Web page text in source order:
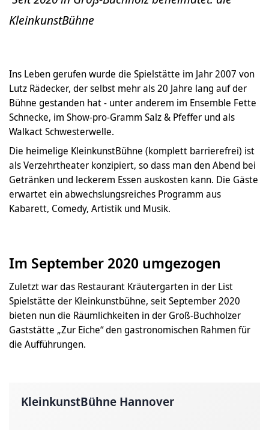
KleinkunstBühne
Ins Leben gerufen wurde die Spielstätte im Jahr 2007 von
Lutz Rädecker, der selbst mehr als 20 Jahre lang auf der
Bühne gestanden hat - unter anderem im Ensemble Fette
Schnecke, im Show-pro-Gramm Salz & Pfeffer und als
Walkact Schwesterwelle.
Die heimelige KleinkunstBühne (komplett barrierefrei) ist
als Verzehrtheater konzipiert, so dass man den Abend bei
Getränken und leckerem Essen auskosten kann. Die Gäste
erwartet ein abwechslungsreiches Programm aus
Kabarett, Comedy, Artistik und Musik.
Im September 2020 umgezogen
Zuletzt war das Restaurant Kräutergarten in der List
Spielstätte der Kleinkunstbühne, seit September 2020
bieten nun die Räumlichkeiten in der Groß-Buchholzer
Gaststätte „Zur Eiche“ den gastronomischen Rahmen für
die Aufführungen.
KleinkunstBühne Hannover